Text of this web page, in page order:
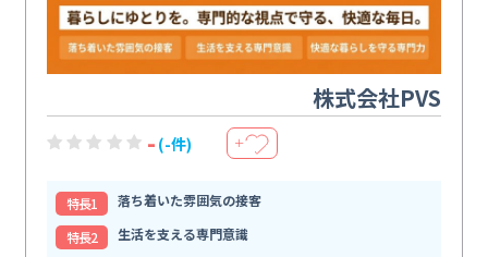
株式会社PVS
- (-件) ＋
特⻑1
落ち着いた雰囲気の接客
特⻑2
生活を支える専門意識